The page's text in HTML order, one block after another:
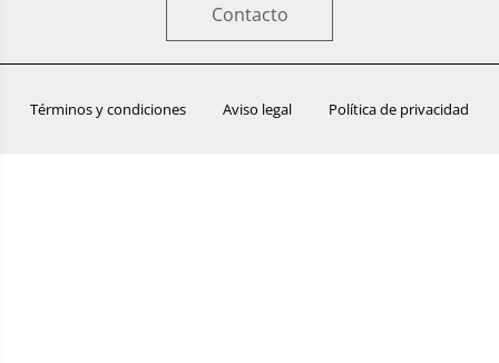
Contacto
Términos y condiciones Aviso legal Política de privacidad